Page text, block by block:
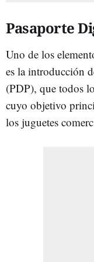
Pasaporte
Uno de los
es la introducción
(PDP), que todos
cuyo objetivo
los juguetes